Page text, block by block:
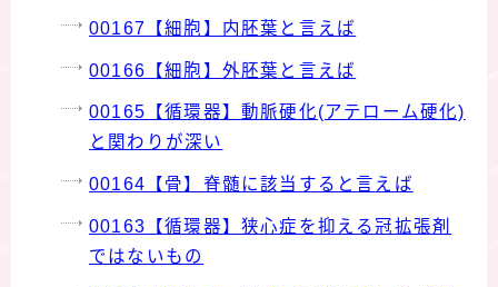
00167【細胞】内胚葉と言えば
00166【細胞】外胚葉と言えば
00165【循環器】動脈硬化(アテローム硬化)
と関わりが深い
00164【骨】脊髄に該当すると言えば
00163【循環器】狭心症を抑える冠拡張剤
ではないもの